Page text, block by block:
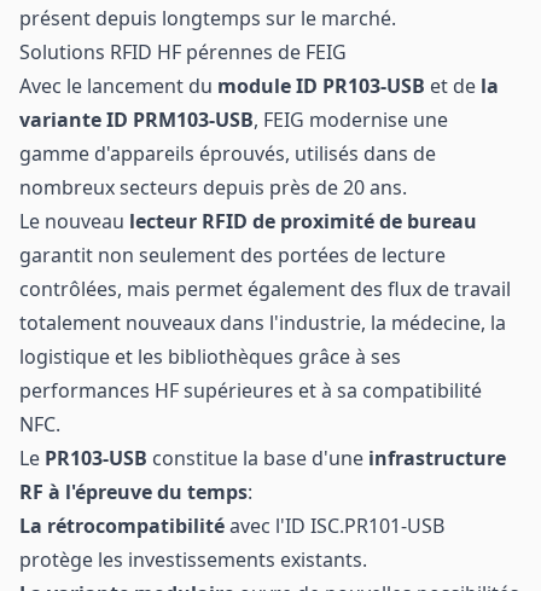
présent depuis longtemps sur le marché.
Solutions RFID HF pérennes de FEIG
Avec le lancement du moduleID PR103-USB et de la
variante ID PRM103-USB, FEIG modernise une
gamme d'appareils éprouvés, utilisés dans de
nombreux secteurs depuis près de 20 ans.
Le nouveau lecteur RFID de proximité de bureau
garantit non seulement des portées de lecture
contrôlées, mais permet également des flux de travail
totalement nouveaux dans l'industrie, la médecine, la
logistique et les bibliothèques grâce à ses
performances HF supérieures et à sa compatibilité
NFC.
Le PR103-USB constitue la base d'une infrastructure
RF à l'épreuve du temps:
La rétrocompatibilitéavec l'ID ISC.PR101-USB
protège les investissements existants.